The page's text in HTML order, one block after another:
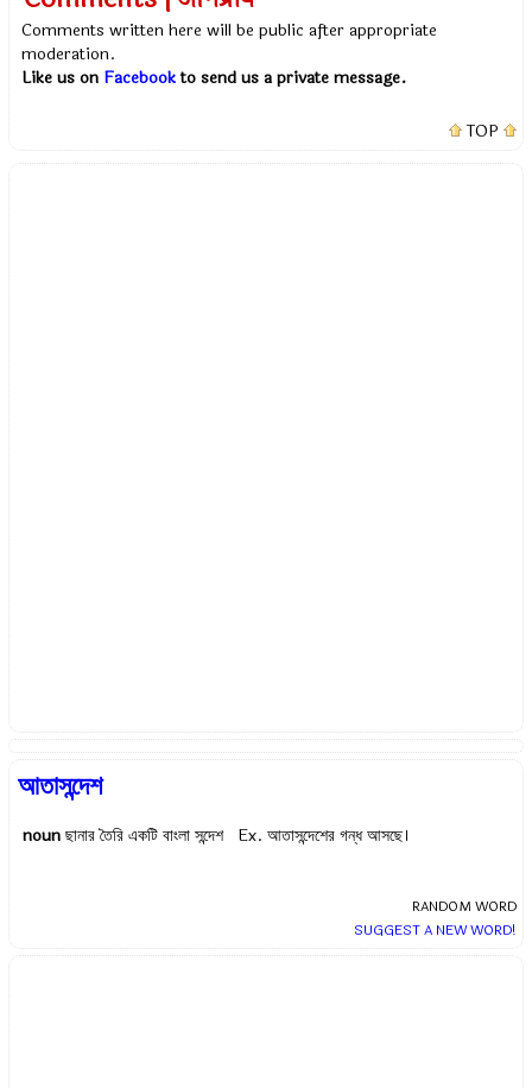
Comments written here will be public after appropriate
moderation.
Like us on Facebookto send us a private message.
TOP
আতাসন্দেশ
noun ছানার তৈরি একটি বাংলা সন্দেশ Ex.আতাসন্দেশের গন্ধ আসছে।
RANDOM WORD
SUGGEST A NEW WORD!